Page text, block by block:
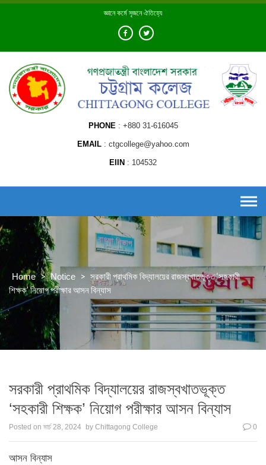
Skip
জ্ঞানে কর্মে সৃজনে ঐতিহ্যে
PHONE +880 31-616045
EMAIL ctgcollege@yahoo.com
EIIN 104532
Home > Notice > সরকারী প্রাথমিক বিদ্যালয়ের রাজস্বখাতভূক্ত ‘সহকারী
শিক্ষক’ নিয়োগ পরীক্ষার আসন বিন্যাস
সরকারী প্রাথমিক বিদ্যালয়ের রাজস্বখাতভূক্ত
‘সহকারী শিক্ষক’ নিয়োগ পরীক্ষার আসন বিন্যাস
Posted on মার্চ 28, 2024 by Chittagong College 0
আসন বিন্যাস